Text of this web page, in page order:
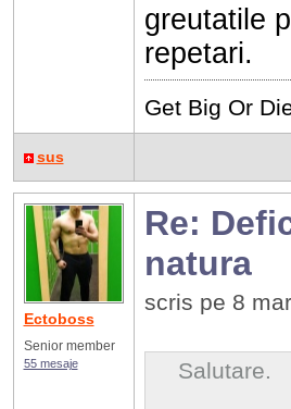
greutatile
repetari.
Get Big Or
sus
Ectoboss
Senior member
55 mesaje
Re:
natura
scris pe 8
Salutare.